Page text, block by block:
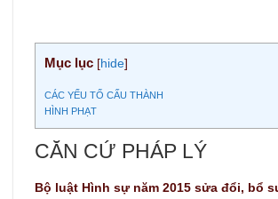
Mục lục [hide]
CÁC YẾU TỐ CẤU THÀNH
HÌNH PHẠT
CĂN CỨ PHÁP LÝ
Bộ luật Hình sự năm 2015 sửa đổi, bổ